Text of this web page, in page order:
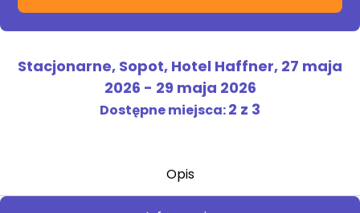
Stacjonarne, Sopot, Hotel Haffner, 27 maja
2026 - 29 maja 2026
Dostępne miejsca:2 z 3
Opis